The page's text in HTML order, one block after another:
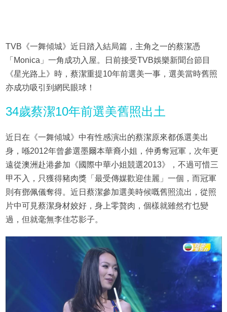
TVB《一舞傾城》近日踏入結局篇，主角之一的蔡潔憑
「Monica」一角成功入屋。日前接受TVB娛樂新聞台節目
《星光路上》時，蔡潔重提10年前選美一事，選美當時舊照
亦成功吸引到網民眼球！
34歲蔡潔10年前選美舊照出土
近日在《一舞傾城》中有性感演出的蔡潔原來都係選美出
身，喺2012年曾參選墨爾本華裔小姐，仲勇奪冠軍，次年更
遠從澳洲赴港參加《國際中華小姐競選2013》，不過可惜三
甲不入，只獲得豬肉獎「最受傳媒歡迎佳麗」一個，而冠軍
則有鄧佩儀奪得。近日蔡潔參加選美時候嘅舊照流出，從照
片中可見蔡潔身材姣好，身上零贅肉，個樣就雖然冇乜變
過，但就毫無李佳芯影子。